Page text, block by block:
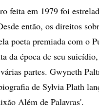
feita em 1979 foi
então, os direitos
poeta premiada com o
da época de seu
partes. Gwyneth
de Sylvia Plath
Além de Palavras'.